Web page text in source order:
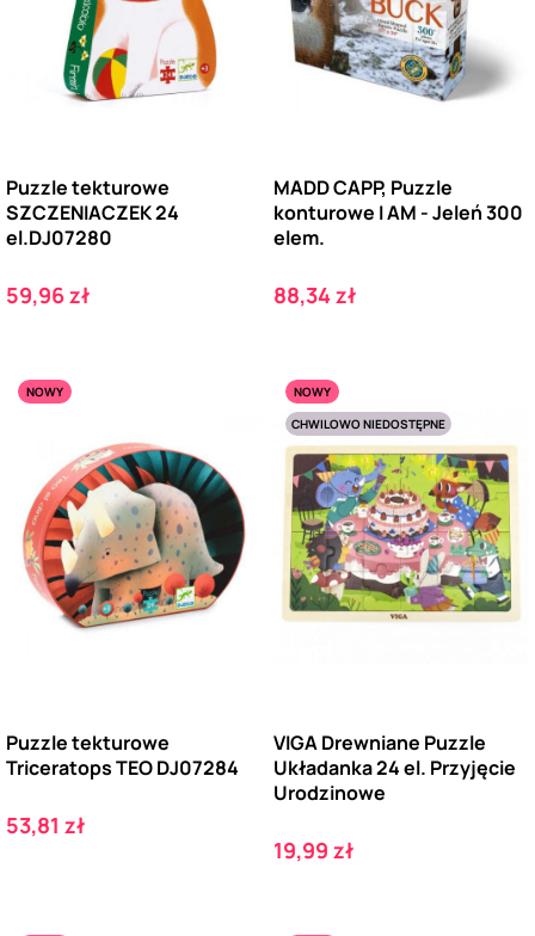
Puzzle tekturowe
SZCZENIACZEK 24
el.DJ07280
Cena
59,96 zł
MADD CAPP, Puzzle
konturowe I AM - Jeleń 300
elem.
Cena
88,34 zł
NOWY
Puzzle tekturowe
Triceratops TEO DJ07284
Cena
53,81 zł
NOWY
CHWILOWO NIEDOSTĘPNE
VIGA Drewniane Puzzle
Układanka 24 el. Przyjęcie
Urodzinowe
Cena
19,99 zł